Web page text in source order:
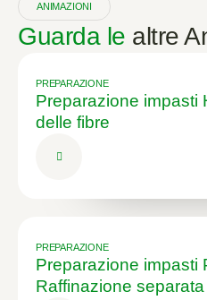
ANIMAZIONI
Guarda le altre
PREPARAZIONE
Preparazione impasti
delle fibre
PREPARAZIONE
Preparazione impasti
Raffinazione separata